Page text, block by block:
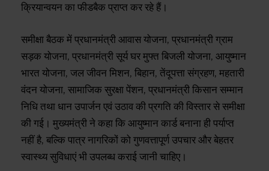
क्रियान्वयन का फीडबैक प्राप्त कर रहे हैं।
समीक्षा बैठक में प्रधानमंत्री आवास योजना, प्रधानमंत्री ग्राम
सड़क योजना, प्रधानमंत्री सूर्य घर मुफ्त बिजली योजना, आयुष्मान
भारत योजना, जल जीवन मिशन, बिहान, तेंदूपत्ता संग्रहण, महतारी
वंदन योजना, सामाजिक सुरक्षा पेंशन, प्रधानमंत्री किसान सम्मान
निधि तथा धान उपार्जन एवं उठाव की प्रगति की विस्तार से समीक्षा
की गई। मुख्यमंत्री ने कहा कि आयुष्मान कार्ड बनाना ही पर्याप्त
नहीं है, बल्कि पात्र नागरिकों को गुणवत्तापूर्ण उपचार और बेहतर
स्वास्थ्य सुविधाएं भी उपलब्ध कराई जानी चाहिए।